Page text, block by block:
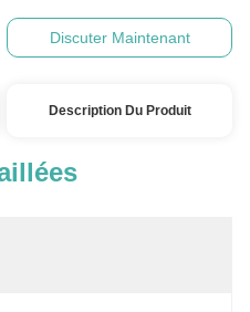
Discuter Maintenant
Description Du Produit